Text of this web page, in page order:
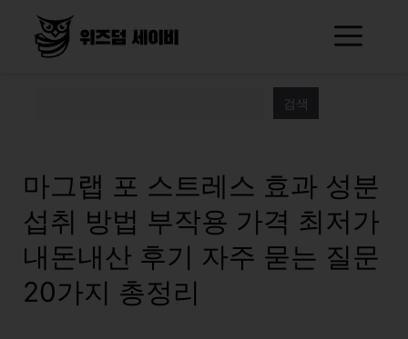
검색
마그랩 포 스트레스 효과 성분
섭취 방법 부작용 가격 최저가
내돈내산 후기 자주 묻는 질문
20가지 총정리